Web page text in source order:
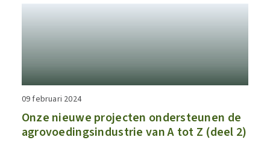
09 februari 2024
​Onze nieuwe projecten ondersteunen de
agrovoedingsindustrie van A tot Z (deel 2)​